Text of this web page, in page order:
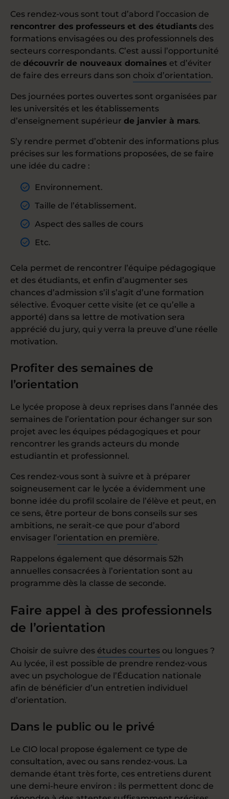
Ces rendez-vous sont tout d’abord l’occasion de
rencontrer des professeurs et des étudiants des
formations envisagées ou des professionnels des
secteurs correspondants. C’est aussi l’opportunité
de découvrir de nouveaux domaines et d’éviter
de faire des erreurs dans son choix d’orientation.
Des journées portes ouvertes sont organisées par
les universités et les établissements
d’enseignement supérieur de janvier à mars.
S’y rendre permet d’obtenir des informations plus
précises sur les formations proposées, de se faire
une idée du cadre :
Environnement.
Taille de l’établissement.
Aspect des salles de cours
Etc.
Cela permet de rencontrer l’équipe pédagogique
et des étudiants, et enfin d’augmenter ses
chances d’admission s’il s’agit d’une formation
sélective. Évoquer cette visite (et ce qu’elle a
apporté) dans sa lettre de motivation sera
apprécié du jury, qui y verra la preuve d’une réelle
motivation.
Profiter des semaines de
l’orientation
Le lycée propose à deux reprises dans l’année des
semaines de l’orientation pour échanger sur son
projet avec les équipes pédagogiques et pour
rencontrer les grands acteurs du monde
estudiantin et professionnel.
Ces rendez-vous sont à suivre et à préparer
soigneusement car le lycée a évidemment une
bonne idée du profil scolaire de l’élève et peut, en
ce sens, être porteur de bons conseils sur ses
ambitions, ne serait-ce que pour d’abord
envisager l’orientation en première.
Rappelons également que désormais 52h
annuelles consacrées à l’orientation sont au
programme dès la classe de seconde.
Faire appel à des professionnels
de l’orientation
Choisir de suivre des études courtes ou longues ?
Au lycée, il est possible de prendre rendez-vous
avec un psychologue de l’Éducation nationale
afin de bénéficier d’un entretien individuel
d’orientation.
Dans le public ou le privé
Le CIO local propose également ce type de
consultation, avec ou sans rendez-vous. La
demande étant très forte, ces entretiens durent
une demi-heure environ : ils permettent donc de